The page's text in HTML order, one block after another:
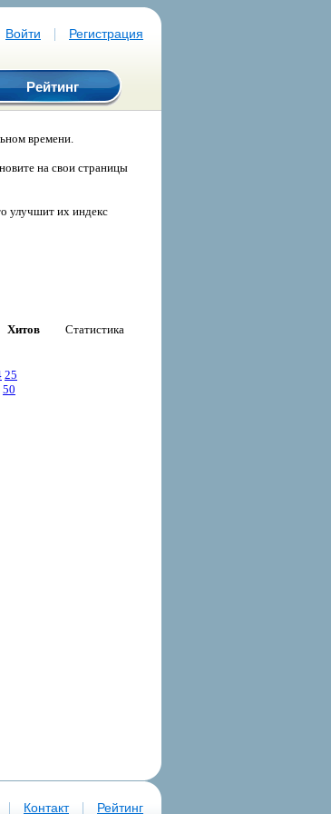
Войти | Регистрация
Рейтинг
времени.
на свои страницы
улучшит их индекс
Хитов Статистика
25
50
| Контакт | Рейтинг